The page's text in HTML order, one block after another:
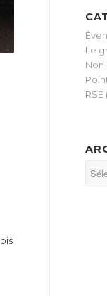
Le
Non
RSE